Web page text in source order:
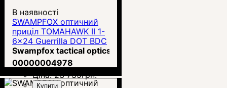
В наявності
SWAMPFOX оптичний
приціл TOMAHAWK II 1-
6x24 Guerrilla DOT BDC
(THK16241-RB)
Swampfox tactical optics
00000004978
Ціна:23 735грн.
Купити